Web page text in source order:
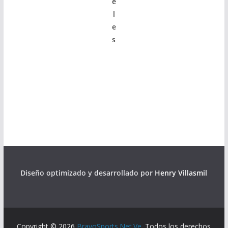
l
e
s
Diseño optimizado y desarrollado por Henry Villasmil